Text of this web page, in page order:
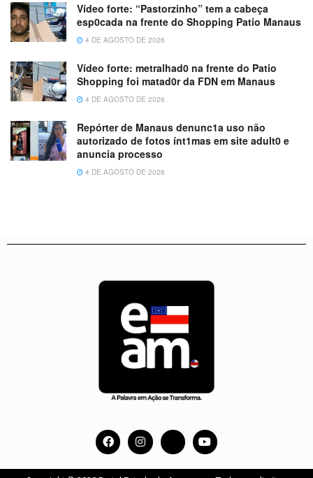
Vídeo forte: “Pastorzinho” tem a cabeça
esp0cada na frente do Shopping Patio Manaus
4 DE AGOSTO DE 2026
Vídeo forte: metralhad0 na frente do Patio
Shopping foi matad0r da FDN em Manaus
4 DE AGOSTO DE 2026
Repórter de Manaus denunc1a uso não
autorizado de fotos ínt1mas em site adult0 e
anuncia processo
4 DE AGOSTO DE 2026